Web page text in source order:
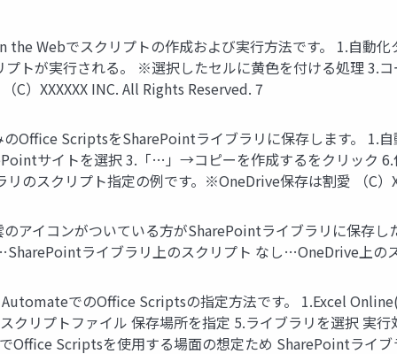
Webでスクリプトの作成および実行方法です。 1.自動
トが実行される。 ※選択したセルに黄色を付ける処理 3.
）XXXXXX INC. All Rights Reserved. 7
Office ScriptsをSharePointライブラリに保存します。 1.
サイトを選択 3.「…」→コピーを作成するをクリック
のスクリプト指定の例です。※OneDrive保存は割愛 （C）
アイコンがついている方がSharePointライブラリに保存
ライブラリ上のスクリプト なし…OneDrive上の
でのOffice Scriptsの指定方法です。 1.Excel
クリプトファイル 保存場所を指定 5.ライブラリを選択 実
Office Scriptsを使用する場面の想定ため SharePointライ